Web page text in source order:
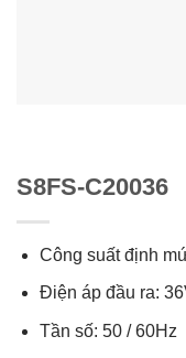
S8FS-C20036
Công suất định
Điện áp đầu ra:
Tần số: 50 / 60Hz